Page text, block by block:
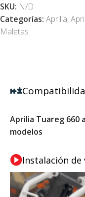
SKU: N/D
Categorías: Aprilia,
Maletas
Aprilia Tuareg 660
modelos
Instalación de